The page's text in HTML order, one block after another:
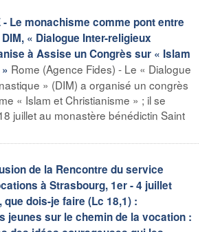
- Le monachisme comme pont entre
« Dialogue Inter-religieux
à Assise un Congrès sur « Islam
Rome (Agence Fides) - Le « Dialogue
» (DIM) a organisé un congrès
« Islam et Christianisme » ; il se
juillet au monastère bénédictin Saint
de la Rencontre du service
à Strasbourg, 1er - 4 juillet
que dois-je faire (Lc 18,1) :
jeunes sur le chemin de la vocation :